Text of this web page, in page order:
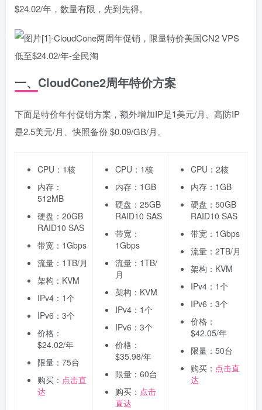
$24.02/年，数量有限，先到先得。
一、CloudCone2周年特价方案
下面是特价年付促销方案，额外增加IP是1美元/月、高防IP
是2.5美元/月、快照备份 $0.09/GB/月。
CPU：1核
内存：
512MB
硬盘：20GB
RAID10 SAS
带宽：1Gbps
流量：1TB/月
架构：KVM
IPv4：1个
IPv6：3个
价格：
$24.02/年
限量：75台
购买： 点击直
达
CPU：1核
内存：1GB
硬盘：25GB
RAID10 SAS
带宽：
1Gbps
流量：1TB/
月
架构：KVM
IPv4：1个
IPv6：3个
价格：
$35.98/年
限量：60台
购买： 点击
直达
CPU：2核
内存：1GB
硬盘：50GB
RAID10 SAS
带宽：1Gbps
流量：2TB/月
架构：KVM
IPv4：1个
IPv6：3个
价格：
$42.05/年
限量：50台
购买： 点击直
达